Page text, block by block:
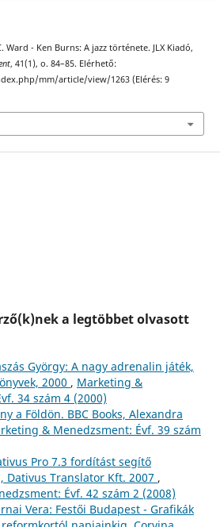
Ward - Ken Burns: A jazz története. JLX Kiadó,
, 41(1), o. 84–85. Elérhető:
mm/article/view/1263 (Elérés: 9
a legtöbbet olvasott
György: A nagy adrenalin játék,
2000 , Marketing &
34 szám 4 (2000)
a Földön. BBC Books, Alexandra
& Menedzsment: Évf. 39 szám
Pro 7.3 fordítást segítő
Dativus Translator Kft. 2007 ,
Évf. 42 szám 2 (2008)
Vera: Festői Budapest - Grafikák